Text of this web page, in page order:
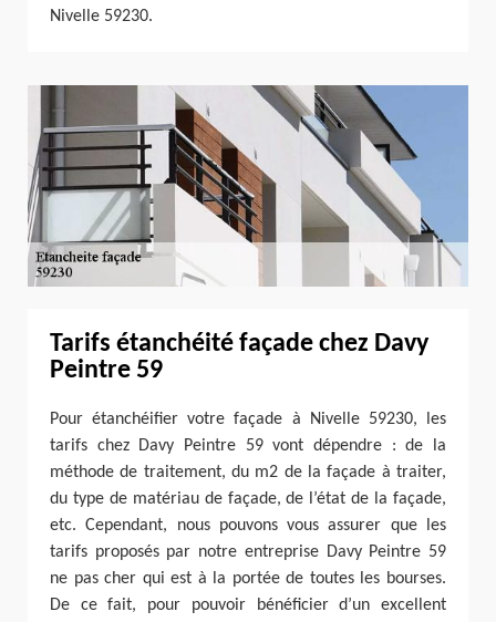
Nivelle 59230.
Tarifs étanchéité façade chez Davy
Peintre 59
Pour étanchéifier votre façade à Nivelle 59230, les
tarifs chez Davy Peintre 59 vont dépendre : de la
méthode de traitement, du m2 de la façade à traiter,
du type de matériau de façade, de l’état de la façade,
etc. Cependant, nous pouvons vous assurer que les
tarifs proposés par notre entreprise Davy Peintre 59
ne pas cher qui est à la portée de toutes les bourses.
De ce fait, pour pouvoir bénéficier d’un excellent